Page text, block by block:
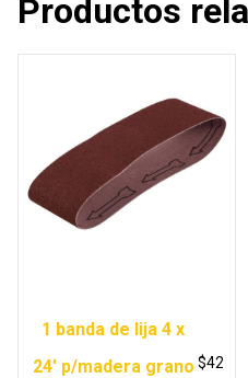
Productos
1 banda de lija 4 x
24′ p/madera grano $42